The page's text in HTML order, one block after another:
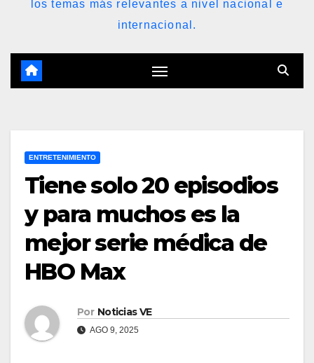
los temas más relevantes a nivel nacional e
internacional.
ENTRETENIMIENTO
Tiene solo 20 episodios
y para muchos es la
mejor serie médica de
HBO Max
Por Noticias VE
AGO 9, 2025